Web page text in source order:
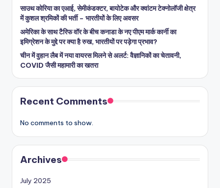
साउथ कोरिया का एआई, सेमीकंडक्टर, बायोटेक और क्वांटम टेक्नोलॉजी क्षेत्र
में कुशल श्रमिकों की भर्ती – भारतीयों के लिए अवसर
अमेरिका के साथ टैरिफ वॉर के बीच कनाडा के नए पीएम मार्क कार्नी का
इमिग्रेशन के मुद्दे पर क्या है रुख, भारतीयों पर पड़ेगा प्रभाव?
चीन में वुहान लैब में नया वायरस मिलने से अलर्ट: वैज्ञानिकों का चेतावनी,
COVID जैसी महामारी का खतरा
Recent Comments
No comments to show.
Archives
July 2025